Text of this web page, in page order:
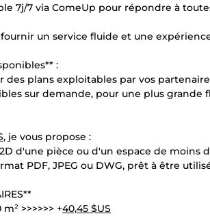
7j/7 via ComeUp pour répondre à
un service fluide et une
:
des plans exploitables par vos
sur demande, pour une plus grande
, je vous propose :
d'une pièce ou d'un espace de moins
PDF, JPEG ou DWG, prêt à être
>>>>>> +40,45 $US